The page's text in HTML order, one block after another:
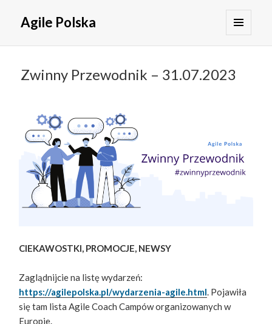
Agile Polska
WIDGETY
Zwinny Przewodnik – 31.07.2023
CIEKAWOSTKI, PROMOCJE, NEWSY
Zaglądnijcie na listę wydarzeń:
https://agilepolska.pl/wydarzenia-agile.html. Pojawiła
się tam lista Agile Coach Campów organizowanych w
Europie.